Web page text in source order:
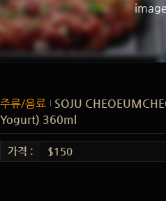
주류/음료
SOJU
Yogurt) 360ml
가격 : $150